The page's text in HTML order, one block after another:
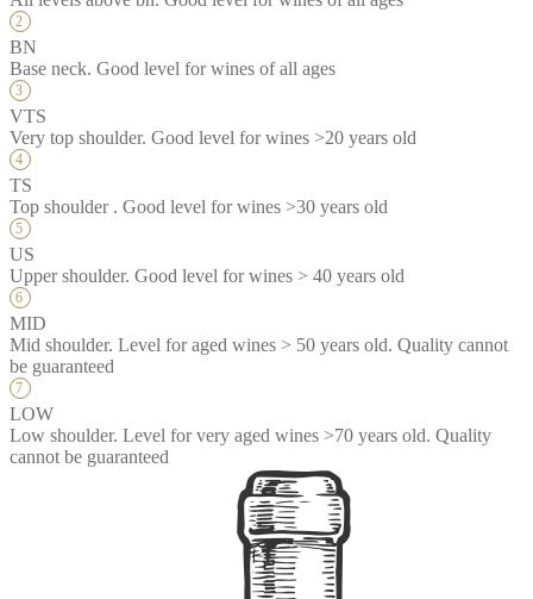
BN
Base neck. Good level for wines of all ages
VTS
Very top shoulder. Good level for wines >20 years old
TS
Top shoulder . Good level for wines >30 years old
US
Upper shoulder. Good level for wines > 40 years old
MID
Mid shoulder. Level for aged wines > 50 years old. Quality cannot
be guaranteed
LOW
Low shoulder. Level for very aged wines >70 years old. Quality
cannot be guaranteed